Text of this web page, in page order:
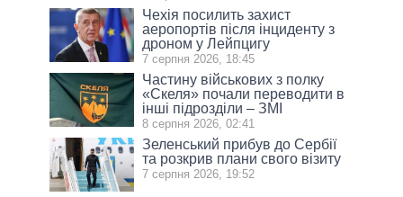
Чехія посилить захист
аеропортів після інциденту з
дроном у Лейпцигу
7 серпня 2026, 18:45
Частину військових з полку
«Скеля» почали переводити в
інші підрозділи – ЗМІ
8 серпня 2026, 02:41
Зеленський прибув до Сербії
та розкрив плани свого візиту
7 серпня 2026, 19:52